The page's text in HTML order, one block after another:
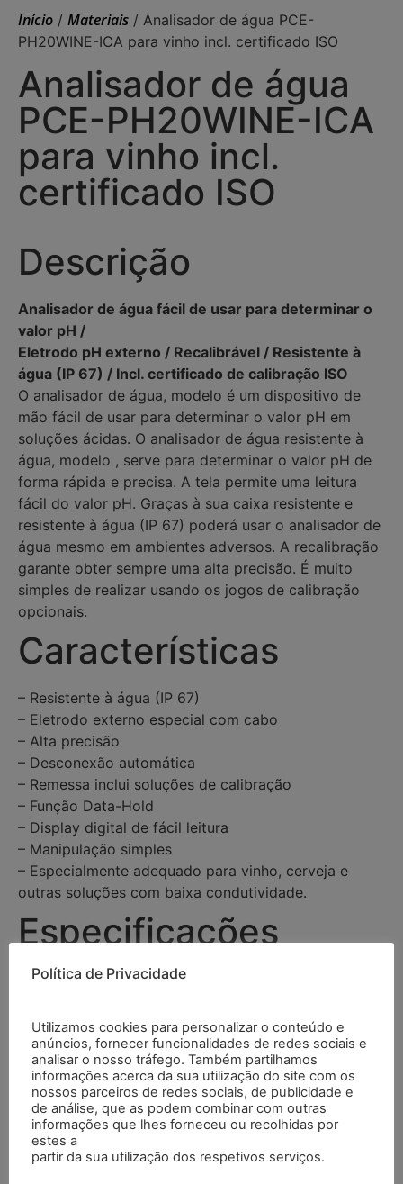
Início / Materiais / Analisador de água PCE-
PH20WINE-ICA para vinho incl. certificado ISO
Analisador de água
PCE-PH20WINE-ICA
para vinho incl.
certificado ISO
Descrição
Analisador de água fácil de usar para determinar o
valor pH /
Eletrodo pH externo / Recalibrável / Resistente à
água (IP 67) / Incl. certificado de calibração ISO
O analisador de água, modelo é um dispositivo de
mão fácil de usar para determinar o valor pH em
soluções ácidas. O analisador de água resistente à
água, modelo , serve para determinar o valor pH de
forma rápida e precisa. A tela permite uma leitura
fácil do valor pH. Graças à sua caixa resistente e
resistente à água (IP 67) poderá usar o analisador de
água mesmo em ambientes adversos. A recalibração
garante obter sempre uma alta precisão. É muito
simples de realizar usando os jogos de calibração
opcionais.
Características
– Resistente à água (IP 67)
– Eletrodo externo especial com cabo
– Alta precisão
– Desconexão automática
– Remessa inclui soluções de calibração
– Função Data-Hold
– Display digital de fácil leitura
– Manipulação simples
– Especialmente adequado para vinho, cerveja e
outras soluções com baixa condutividade.
Especificações
Resolução 0,01 pH
Precisão
±0,07 pH (Faixa: 5 … 9
pH)
±0,1 pH (Faixa: 4 … 4,9 e
±0,2 pH (Faixa: 1 … 3,9 e
Política de Privacidade
Utilizamos cookies para personalizar o conteúdo e
anúncios, fornecer funcionalidades de redes sociais e
analisar o nosso tráfego. Também partilhamos
informações acerca da sua utilização do site com os
nossos parceiros de redes sociais, de publicidade e
de análise, que as podem combinar com outras
informações que lhes forneceu ou recolhidas por
estes a
partir da sua utilização dos respetivos serviços.